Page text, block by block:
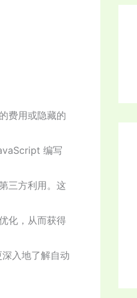
费用或隐藏的
编写
三方利用。这
化，从而获得
入地了解自动